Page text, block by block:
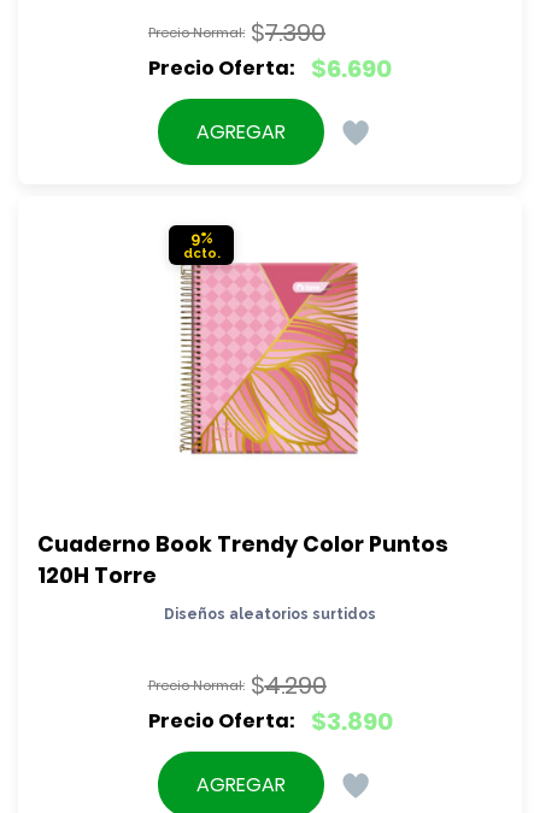
$7.390
El
precio
original
$6.690
El
precio
actual
AGREGAR
9%
Cuaderno Book Trendy Color Puntos
120H Torre
Diseños aleatorios surtidos
$4.290
El
precio
original
$3.890
El
precio
AGREGAR